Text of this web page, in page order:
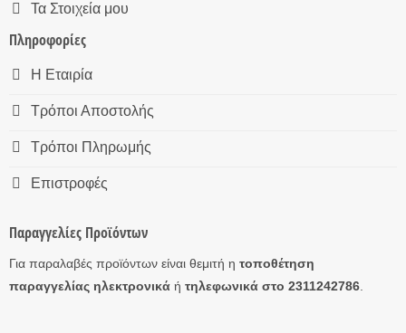
Τα Στοιχεία μου
Πληροφορίες
Η Εταιρία
Τρόποι Αποστολής
Τρόποι Πληρωμής
Επιστροφές
Παραγγελίες Προϊόντων
Για παραλαβές προϊόντων είναι θεμιτή η τοποθέτηση
παραγγελίας ηλεκτρονικάή τηλεφωνικά στο 2311242786.